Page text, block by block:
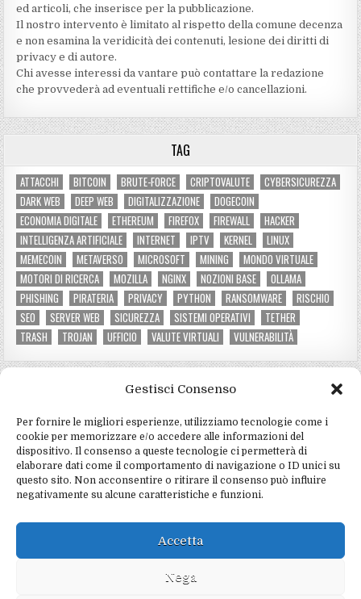
Gestisci Consenso
Per fornire le migliori esperienze, utilizziamo tecnologie come i
cookie per memorizzare e/o accedere alle informazioni del
dispositivo. Il consenso a queste tecnologie ci permetterà di
elaborare dati come il comportamento di navigazione o ID unici su
questo sito. Non acconsentire o ritirare il consenso può influire
negativamente su alcune caratteristiche e funzioni.
Accetta
Nega
ed articoli, che inserisce per la pubblicazione.
Il nostro intervento è limitato al rispetto della comune decenza
e non esamina la veridicità dei contenuti‚ lesione dei diritti di
privacy e di autore.
Chi avesse interessi da vantare può contattare la redazione
che provvederà ad eventuali rettifiche e/o cancellazioni.
TAG
ATTACCHI BITCOIN BRUTE-FORCE CRIPTOVALUTE
CYBERSICUREZZA
DARK WEB
DEEP WEB DIGITALIZZAZIONE
DOGECOIN
ECONOMIA DIGITALE
ETHEREUM FIREFOX FIREWALL
HACKER
INTELLIGENZA ARTIFICIALE
INTERNET IPTV KERNEL
LINUX
MEMECOIN
METAVERSO MICROSOFT MINING
MONDO VIRTUALE
MOTORI DI RICERCA
MOZILLA NGINX NOZIONI BASE
OLLAMA
PHISHING
PIRATERIA PRIVACY PYTHON RANSOMWARE
RISCHIO
SEO
SERVER WEB SICUREZZA SISTEMI OPERATIVI
TETHER
TRASH
TROJAN UFFICIO VALUTE VIRTUALI VULNERABILITÀ
CATEGORIE DEL SITO
Criptovalute e mining (3)
Hardware e software(4)
Informatica e programmazione(4)